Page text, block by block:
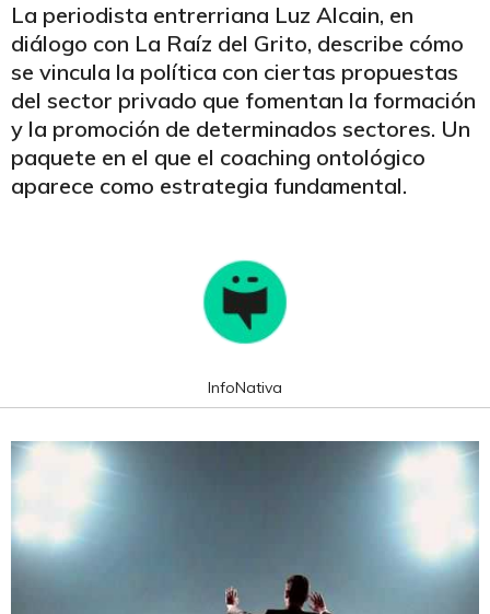
La periodista entrerriana Luz Alcain, en
diálogo con La Raíz del Grito, describe cómo
se vincula la política con ciertas propuestas
del sector privado que fomentan la formación
y la promoción de determinados sectores. Un
paquete en el que el coaching ontológico
aparece como estrategia fundamental.
InfoNativa